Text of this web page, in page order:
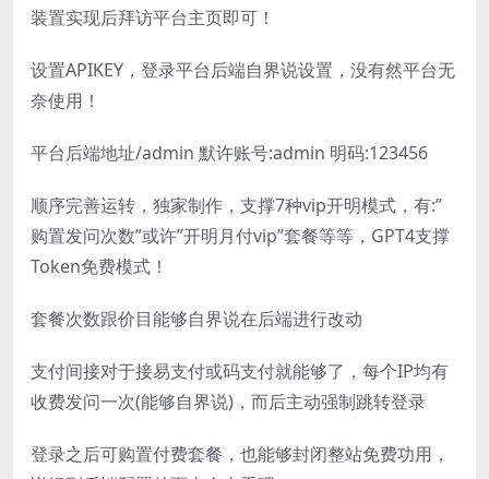
装置实现后拜访平台主页即可！
设置APIKEY，登录平台后端自界说设置，没有然平台无
奈使用！
平台后端地址/admin 默许账号:admin 明码:123456
顺序完善运转，独家制作，支撑7种vip开明模式，有:”
购置发问次数”或许”开明月付vip”套餐等等，GPT4支撑
Token免费模式！
套餐次数跟价目能够自界说在后端进行改动
支付间接对于接易支付或码支付就能够了，每个IP均有
收费发问一次(能够自界说)，而后主动强制跳转登录
登录之后可购置付费套餐，也能够封闭整站免费功用，